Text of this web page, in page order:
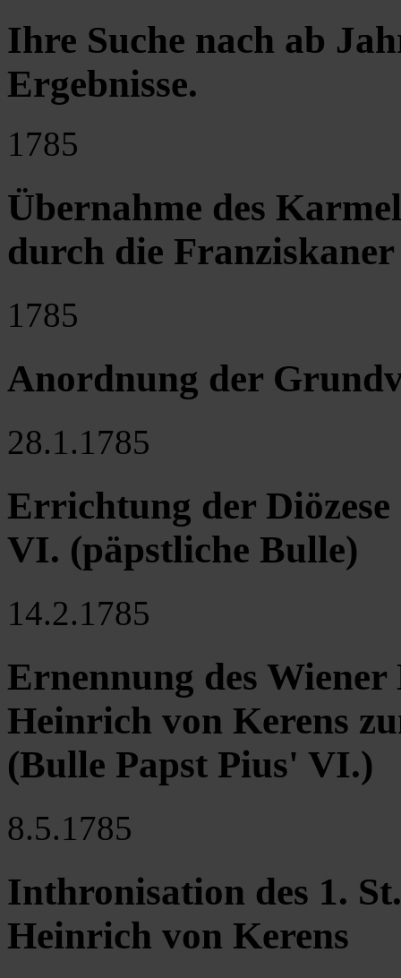
Ihre Suche nach ab
Ergebnisse.
1785
Übernahme des
durch die Franziskaner
1785
Anordnung der
28.1.1785
Errichtung der
VI. (päpstliche Bulle)
14.2.1785
Ernennung des
Heinrich von Kerens
(Bulle Papst Pius' VI.)
8.5.1785
Inthronisation des 1.
Heinrich von Kerens